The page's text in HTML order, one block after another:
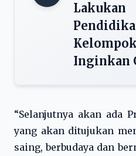
Inginkan
“Selanjutnya akan ada
yang akan ditujukan
saing, berbudaya dan